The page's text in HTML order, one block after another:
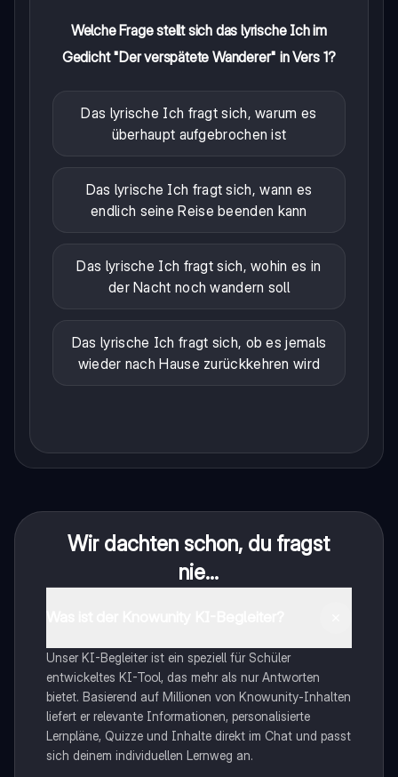
Welche Frage stellt sich das lyrische Ich im
Gedicht "Der verspätete Wanderer" in Vers 1?
Das lyrische Ich fragt sich, warum es
überhaupt aufgebrochen ist
Das lyrische Ich fragt sich, wann es
endlich seine Reise beenden kann
Das lyrische Ich fragt sich, wohin es in
der Nacht noch wandern soll
Das lyrische Ich fragt sich, ob es jemals
wieder nach Hause zurückkehren wird
Wir dachten schon, du fragst
nie...
Unser KI-Begleiter ist ein speziell für Schüler
entwickeltes KI-Tool, das mehr als nur Antworten
bietet. Basierend auf Millionen von Knowunity-Inhalten
liefert er relevante Informationen, personalisierte
Lernpläne, Quizze und Inhalte direkt im Chat und passt
sich deinem individuellen Lernweg an.